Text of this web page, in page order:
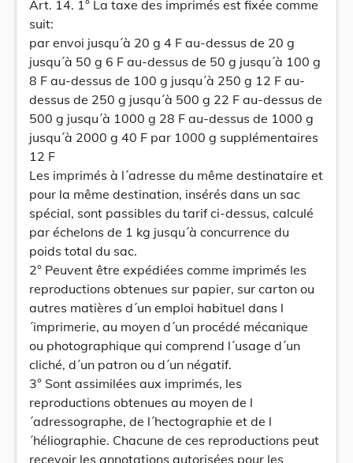
Art. 14. 1° La taxe des imprimés est fixée comme
suit:
par envoi jusqu´à 20 g 4 F au-dessus de 20 g
jusqu´à 50 g 6 F au-dessus de 50 g jusqu´à 100 g
8 F au-dessus de 100 g jusqu´à 250 g 12 F au-
dessus de 250 g jusqu´à 500 g 22 F au-dessus de
500 g jusqu´à 1000 g 28 F au-dessus de 1000 g
jusqu´à 2000 g 40 F par 1000 g supplémentaires
12 F
Les imprimés à l´adresse du même destinataire et
pour la même destination, insérés dans un sac
spécial, sont passibles du tarif ci-dessus, calculé
par échelons de 1 kg jusqu´à concurrence du
poids total du sac.
2° Peuvent être expédiées comme imprimés les
reproductions obtenues sur papier, sur carton ou
autres matières d´un emploi habituel dans l
´imprimerie, au moyen d´un procédé mécanique
ou photographique qui comprend l´usage d´un
cliché, d´un patron ou d´un négatif.
3° Sont assimilées aux imprimés, les
reproductions obtenues au moyen de l
´adressographe, de l´hectographie et de l
´héliographie. Chacune de ces reproductions peut
recevoir les annotations autorisées pour les